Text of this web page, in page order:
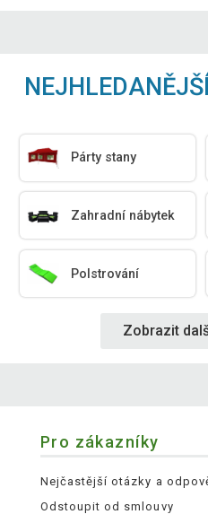
Párty stany
Zahradní nábytek
Polstrování
Zobrazit
Pro zákazníky
Nejčastější otázky a
Odstoupit od smlouvy